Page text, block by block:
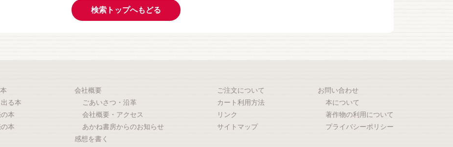
検索トップへもどる
る本
本
本
会社概要
ごあいさつ・沿革
会社概要・アクセス
あかね書房からのお知らせ
感想を書く
ご注文について
カート利用方法
リンク
サイトマップ
お問い合わせ
本について
著作物の利用について
プライバシーポリシー